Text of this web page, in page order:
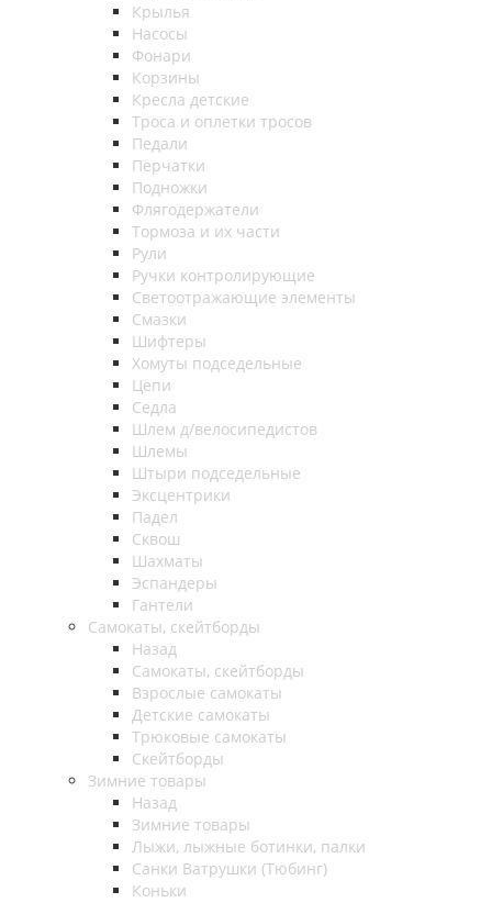
Крылья
Насосы
Фонари
Корзины
Кресла детские
Троса и оплетки тросов
Педали
Перчатки
Подножки
Флягодержатели
Тормоза и их части
Рули
Ручки контролирующие
Светоотражающие элементы
Смазки
Шифтеры
Хомуты подседельные
Цепи
Седла
Шлем д/велосипедистов
Шлемы
Штыри подседельные
Эксцентрики
Падел
Сквош
Шахматы
Эспандеры
Гантели
Самокаты, скейтборды
Назад
Самокаты, скейтборды
Взрослые самокаты
Детские самокаты
Трюковые самокаты
Скейтборды
Зимние товары
Назад
Зимние товары
Лыжи, лыжные ботинки, палки
Санки Ватрушки (Тюбинг)
Коньки